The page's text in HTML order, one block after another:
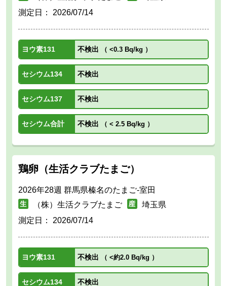
測定日： 2026/07/14
ヨウ素131 不検出 （ <0.3 Bq/kg ）
セシウム134 不検出
セシウム137 不検出
セシウム合計 不検出 （ < 2.5 Bq/kg ）
鶏卵（生活クラブたまご）
2026年28週 群馬県榛名のたまご-室田
（株）生活クラブたまご
埼玉県
測定日： 2026/07/14
ヨウ素131 不検出 （ <約2.0 Bq/kg ）
セシウム134 不検出